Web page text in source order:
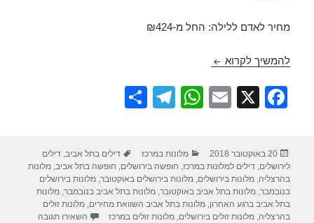
מחיר לאדם ללילה: החל מ-₪424
להמשיך לקרוא חופשה במלון פרימה המלכים – ירושלים 23/10/2018
F
e
b
o
X
E
W
s
A
p
T
gr
a
m
e
פורסם
בתאריך
20 באוקטובר 2018 קטגוריות
מלונות במרכז תגיות
דילים בתל אביב,דילים
לירושלים,דילים למלונות במרכז, חופשה בירושלים, חופשה בתל אביב,מלונות
בהרצליה,מלונות בירושלים,מלונות בירושלים באוקטובר,מלונות בירושלים
בנובמבר,מלונות בתל אביב באוקטובר,מלונות בתל אביב בנובמבר,מלונות
בתל אביב ברגע האחרון,מלונות בתל אביב השוואת מחירים,מלונות זולים
בהרצליה,מלונות זולים בירושלים,מלונות זולים במרכז השאירו תגובה